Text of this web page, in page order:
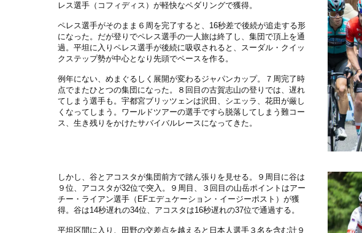
レス選手（コフィディス）が軽快なペダリングで獲得。
ペレス選手がそのまま６周を完了すると、16秒差で後続が追走する形
になった。だが登りでペレス選手の一人旅は終了し、集団で頂上を通
過。平坦に入りペレス選手が後続に吸収されると、スーダル・クイッ
クステップ勢が中心となり先頭でペースを作る。
例年にない、めまぐるしく展開が変わるジャパンカップ。７周完了時
点でまたひとつの集団になった。８回目の古賀志山の登りでは、遅れ
てしまう選手も。宇都宮ブリッツェンは沢田、シエッラ、花田が厳し
くなってしまう。ワールドツアーの選手ですら脱落してしまう難コー
ス、生き残りをかけたサバイバルレースになってきた。
しかし、谷とアコスタが集団前方で踏ん張りを見せる。９周目に谷は
９位、アコスタが32位で突入。９周目、３回目の山岳ポイントはアー
チー・ライアン選手（EFエデュケーション・イージーポスト）が獲
得。谷は14秒遅れの34位、アコスタは16秒遅れの37位で通過する。
平坦区間に入り、田野の交差点を越えると日本人選手３名を含む計９